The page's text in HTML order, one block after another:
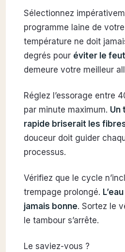
Sélectionnez
programme laine de
température ne doit
degrés pour éviter le
demeure votre meilleur
Réglez l’essorage entre
par minute maximum. Un
rapide briserait les
douceur doit guider
processus.
Vérifiez que le cycle
trempage prolongé.
jamais bonne. Sortez le
le tambour s’arrête.
Le saviez-vous ?